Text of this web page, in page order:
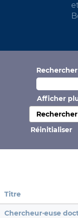
Afficher
Réinitialiser
Titre
Chercheur·euse